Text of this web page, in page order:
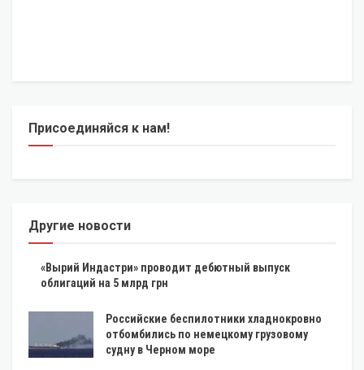
Присоединяйся к нам!
Другие новости
«Вырий Индастри» проводит дебютный выпуск
облигаций на 5 млрд грн
Российские беспилотники хладнокровно
отбомбились по немецкому грузовому
судну в Черном море